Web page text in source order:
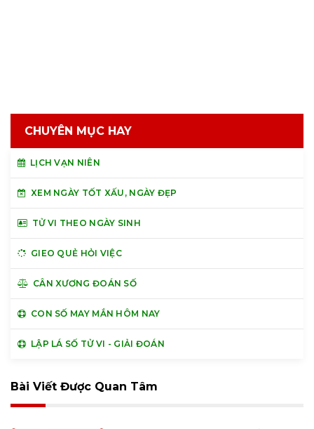
CHUYÊN MỤC HAY
LỊCH VẠN NIÊN
XEM NGÀY TỐT XẤU, NGÀY ĐẸP
TỬ VI THEO NGÀY SINH
GIEO QUẺ HỎI VIỆC
CÂN XƯƠNG ĐOÁN SỐ
CON SỐ MAY MẮN HÔM NAY
LẬP LÁ SỐ TỬ VI - GIẢI ĐOÁN
Bài Viết Được Quan Tâm